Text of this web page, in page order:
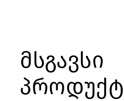
მსგავსი